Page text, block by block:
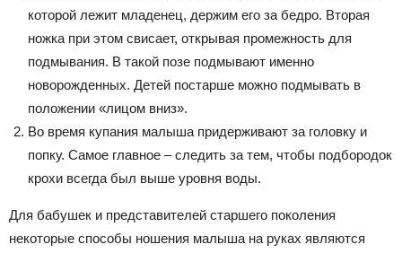
которой лежит младенец, держим его за бедро. Вторая
ножка при этом свисает, открывая промежность для
подмывания. В такой позе подмывают именно
новорожденных. Детей постарше можно подмывать в
положении «лицом вниз».
Во время купания малыша придерживают за головку и
попку. Самое главное – следить за тем, чтобы подбородок
крохи всегда был выше уровня воды.
Для бабушек и представителей старшего поколения
некоторые способы ношения малыша на руках являются